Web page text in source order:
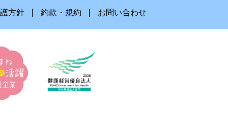
方針 約款・規約 お問い合わせ